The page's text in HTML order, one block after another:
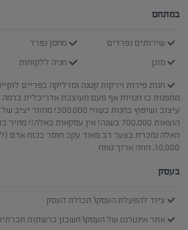
במתחם
שירותים נפרדים מחסן נפרד
מזגן
חניה ללקוחות
חנות פירות וירקות קטנה ומדליקה בפריים
מתפנות בו חנויות אף פעם מעוצבת אדריכלית
הוצאות 700,000 בשנה! אין עסקאות
10,000, חוזה ארוך טווח
בעסק
ציוד להפעלת העסק\ תכולת העסק
אתר אינטרנט של העסק\ חשבון ברשתות